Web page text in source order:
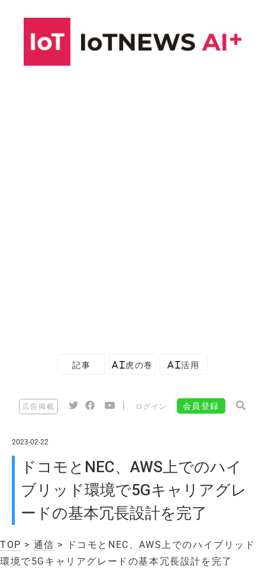
記事 AI虎の巻 AI活用
広告掲載 ログイン 会員登録
2023-02-22
ドコモとNEC、AWS上でのハイ
ブリッド環境で5Gキャリアグレ
ードの基本冗長設計を完了
TOP > 通信 > ドコモとNEC、AWS上でのハイブリッド
環境で5Gキャリアグレードの基本冗長設計を完了